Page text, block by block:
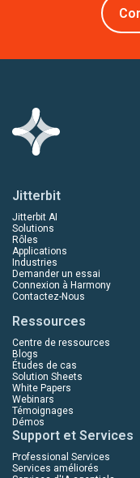
Jitterbit
Jitterbit AI
Solutions
Rôles
Applications
Industries
Demander un essai
Connexion à Harmony
Contactez-Nous
Ressources
Centre de ressources
Blogs
Études de cas
Solution Sheets
White Papers
Webinars
Témoignages
Démos
Support et Services
Professional Services
Services améliorés